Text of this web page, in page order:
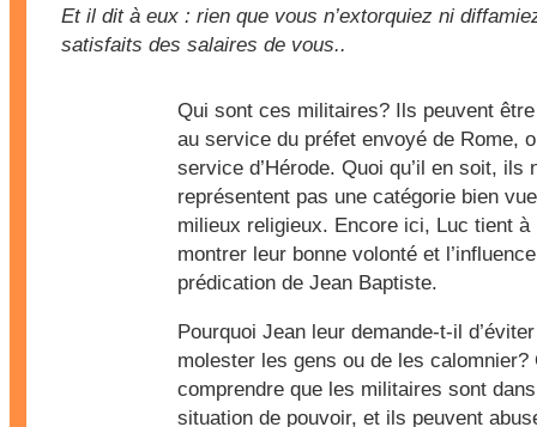
Et il dit à eux : rien que vous n’extorquiez ni
satisfaits des salaires de vous..
Qui sont ces militaires? Ils peuvent
au service du préfet envoyé de Rome,
service d’Hérode. Quoi qu’il en soit, ils
représentent pas une catégorie bien
milieux religieux. Encore ici, Luc tient à
montrer leur bonne volonté et
prédication de Jean Baptiste.
Pourquoi Jean leur demande-t-il
molester les gens ou de les calomnier?
comprendre que les militaires sont
situation de pouvoir, et ils peuvent